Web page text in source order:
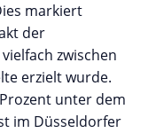
markiert
der
zwischen
erzielt wurde.
unter dem
im Düsseldorfer